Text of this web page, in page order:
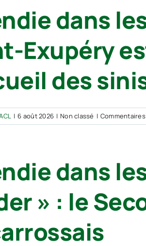
dans
Exupéry
des
| 6 août 2026 | Non classé |
dans
» : le